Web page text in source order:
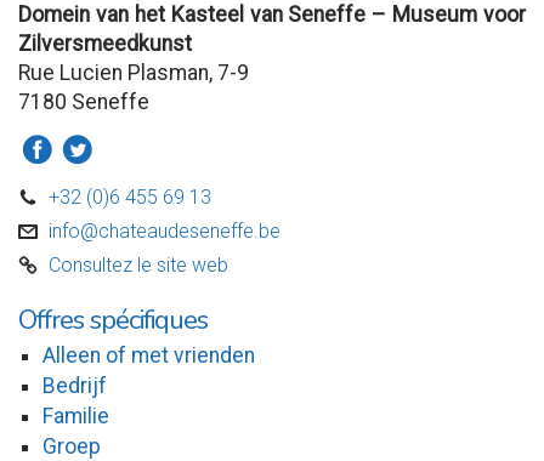
Domein van het Kasteel van Seneffe – Museum voor
Zilversmeedkunst
Rue Lucien Plasman, 7-9
7180 Seneffe
a b
D +32 (0)6 455 69 13
v info@chateaudeseneffe.be
C Consultez le site web
Offres spécifiques
Alleen of met vrienden
Bedrijf
Familie
Groep